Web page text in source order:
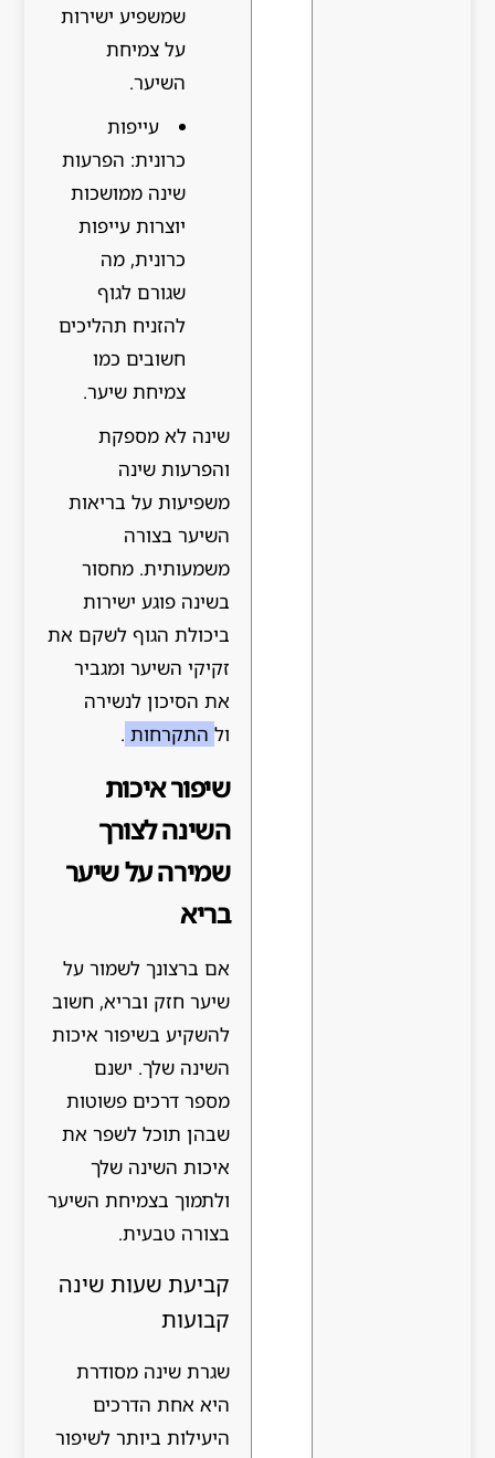
שמשפיע ישירות
על צמיחת
השיער.
עייפות
כרונית: הפרעות
שינה ממושכות
יוצרות עייפות
כרונית, מה
שגורם לגוף
להזניח תהליכים
חשובים כמו
צמיחת שיער.
שינה לא מספקת
והפרעות שינה
משפיעות על בריאות
השיער בצורה
משמעותית. מחסור
בשינה פוגע ישירות
ביכולת הגוף לשקם את
זקיקי השיער ומגביר
את הסיכון לנשירה
ול התקרחות .
שיפור איכות
השינה לצורך
שמירה על שיער
בריא
אם ברצונך לשמור על
שיער חזק ובריא, חשוב
להשקיע בשיפור איכות
השינה שלך. ישנם
מספר דרכים פשוטות
שבהן תוכל לשפר את
איכות השינה שלך
ולתמוך בצמיחת השיער
בצורה טבעית.
קביעת שעות שינה
קבועות
שגרת שינה מסודרת
היא אחת הדרכים
היעילות ביותר לשיפור